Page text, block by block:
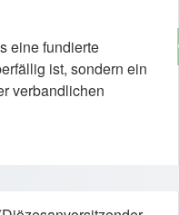
eine fundierte
ist, sondern ein
verbandlichen